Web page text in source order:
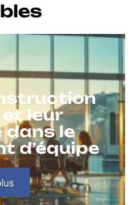
et leur
dans le
d’équipe